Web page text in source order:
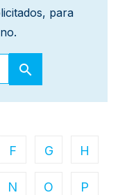
para
search
F G H
N O P